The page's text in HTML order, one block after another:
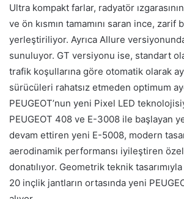
Ultra kompakt farlar, radyatör
ve ön kısmın tamamını saran ince, zarif
yerleştiriliyor. Ayrıca Allure
sunuluyor. GT versiyonu ise, standart
trafik koşullarına göre otomatik olarak
sürücüleri rahatsız etmeden optimum
PEUGEOT’nun yeni Pixel LED
PEUGEOT 408 ve E-3008 ile başlayan
devam ettiren yeni E-5008, modern
aerodinamik performansı iyileştiren
donatılıyor. Geometrik teknik
20 inçlik jantların ortasında yeni